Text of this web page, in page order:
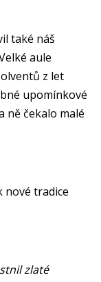
také náš
aule
z let
upomínkové
ně čekalo malé
nové tradice
zlaté